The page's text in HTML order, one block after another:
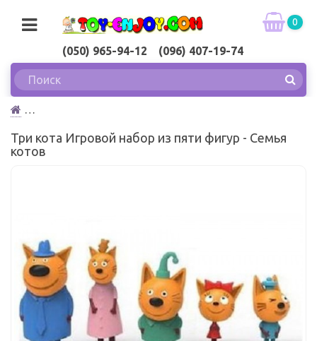
(050) 965-94-12 (096) 407-19-74
0
котов
Три кота Игровой набор из пяти фигур - Семья
котов